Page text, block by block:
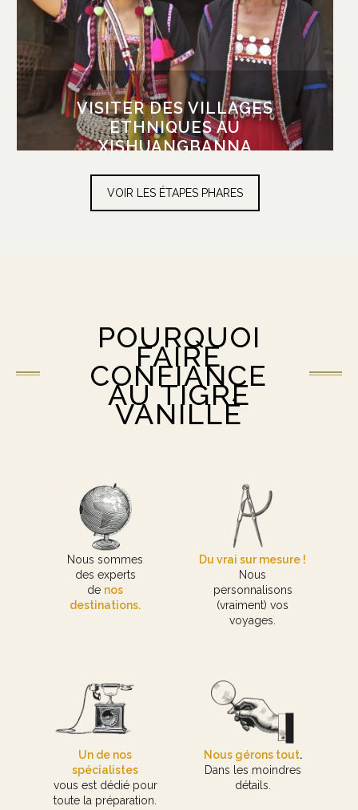
VISITER DES VILLAGES
ETHNIQUES AU
XISHUANGBANNA
rencontre des ethnies Dai, Hani Bulang, Aini et
d’autres encore. Les villageois, curieux et
hospitaliers, seront heureux de vous inviter
pour une tasse de thé.
VOIR LES ÉTAPES PHARES
POURQUOI
FAIRE
CONFIANCE
AU TIGRE
VANILLÉ
Nous sommes
des experts
de nos
destinations.
Du vrai sur mesure !
Nous
personnalisons
(vraiment) vos
voyages.
Un de nos
spécialistes
vous est dédié pour
toute la préparation.
Nous gérons tout.
Dans les moindres
détails.